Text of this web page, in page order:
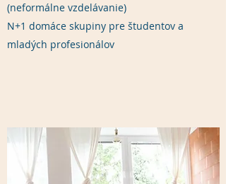
(neformálne vzdelávanie)
N+1 domáce skupiny pre študentov a
mladých profesionálov